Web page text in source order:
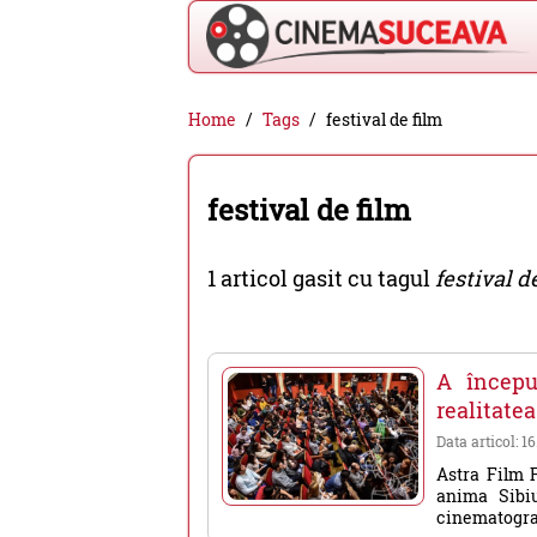
Cinema
Suceava
-
filme
cinema,
evenimente
din
Suceava
Home Tags festival de film
festival de film
1 articol gasit cu tagulfestival
A
Data articol:
Astra Film
anima